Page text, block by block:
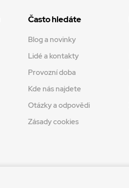
Často hledáte
Blog a novinky
Lidé a kontakty
Provozní doba
Kde nás najdete
Otázky a odpovědi
Zásady cookies